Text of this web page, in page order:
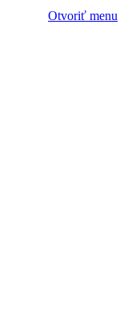
Otvoriť menu